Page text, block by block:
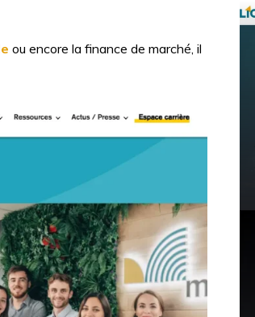
ou encore la finance de marché, il